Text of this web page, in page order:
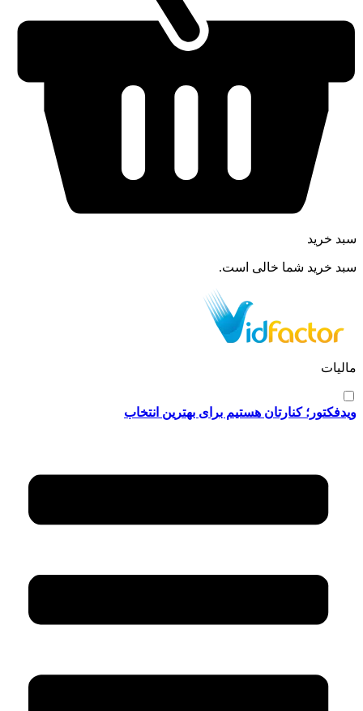
سبد خرید
سبد خرید شما خالی است.
مالیات
ویدفکتور؛ کنارتان هستیم برای بهترین انتخاب